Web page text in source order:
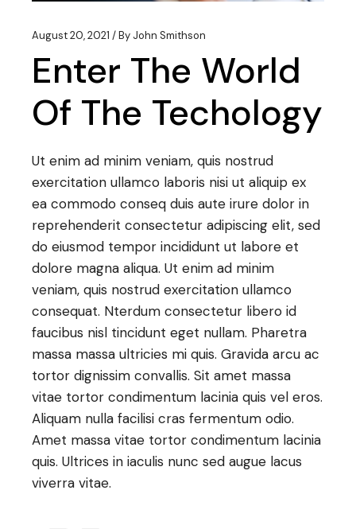
August 20, 2021 By John Smithson
Enter The World
Of The Techology
Ut enim ad minim veniam, quis nostrud
exercitation ullamco laboris nisi ut aliquip ex
ea commodo conseq duis aute irure dolor in
reprehenderit consectetur adipiscing elit, sed
do eiusmod tempor incididunt ut labore et
dolore magna aliqua. Ut enim ad minim
veniam, quis nostrud exercitation ullamco
consequat. Nterdum consectetur libero id
faucibus nisl tincidunt eget nullam. Pharetra
massa massa ultricies mi quis. Gravida arcu ac
tortor dignissim convallis. Sit amet massa
vitae tortor condimentum lacinia quis vel eros.
Aliquam nulla facilisi cras fermentum odio.
Amet massa vitae tortor condimentum lacinia
quis. Ultrices in iaculis nunc sed augue lacus
viverra vitae.